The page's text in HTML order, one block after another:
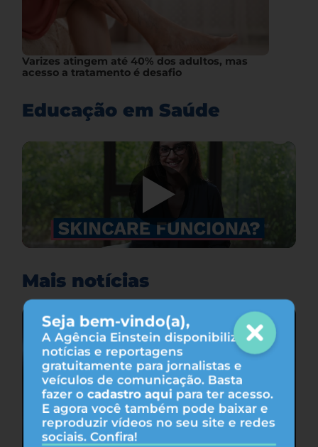
Seja bem-vindo(a),
A Agência Einstein disponibiliza
notícias e reportagens
gratuitamente para jornalistas e
veículos de comunicação. Basta
fazer o cadastro aqui para ter acesso.
E agora você também pode baixar e
reproduzir vídeos no seu site e redes
sociais. Confira!
Varizes atingem até 40% dos adultos, mas
acesso a tratamento é desafio
Educação em Saúde
Mais notícias